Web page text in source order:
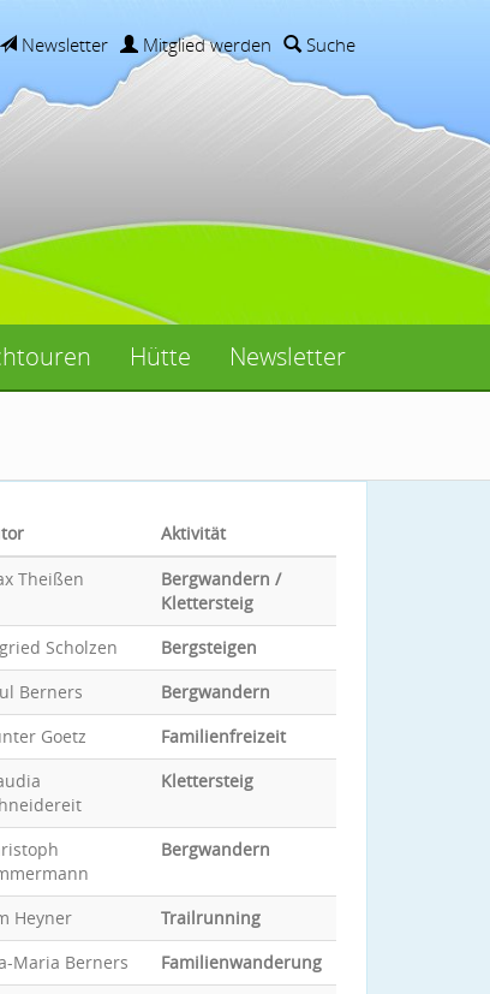
Newsletter Mitglied werden
Suche
Hütte Newsletter
Aktivität
Theißen
Bergwandern /
Klettersteig
Scholzen
Bergsteigen
Berners
Bergwandern
Goetz
Familienfreizeit
Klettersteig
Bergwandern
Heyner
Trailrunning
Maria Berners
Familienwanderung